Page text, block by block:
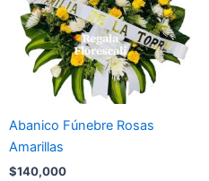
Abanico Fúnebre Rosas
Amarillas
$140,000